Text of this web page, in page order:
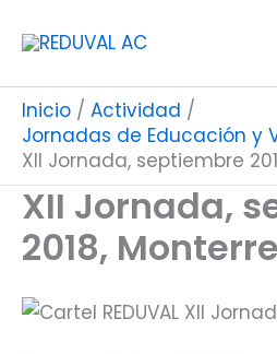
Inicio
Actividad
Jornadas de Educación y
XII Jornada, septiembre
XII Jornada,
2018,